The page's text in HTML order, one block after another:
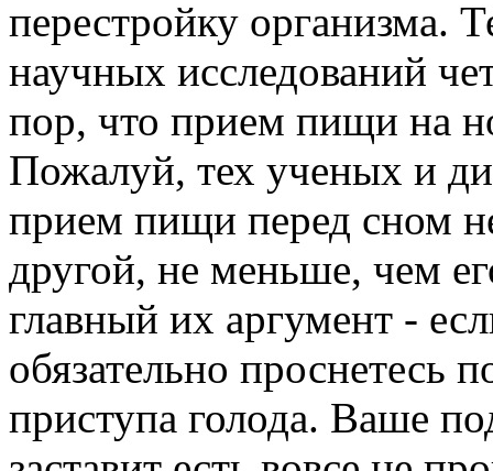
перестройку организма.
научных исследований
пор, что прием пищи на
Пожалуй, тех ученых и
прием пищи перед сном
другой, не меньше, чем
главный их аргумент -
обязательно проснетесь
приступа голода. Ваше